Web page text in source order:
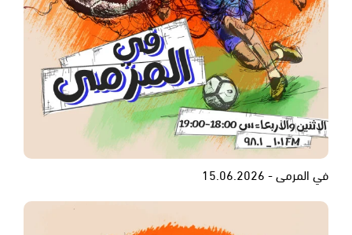
في المرمى - 15.06.2026